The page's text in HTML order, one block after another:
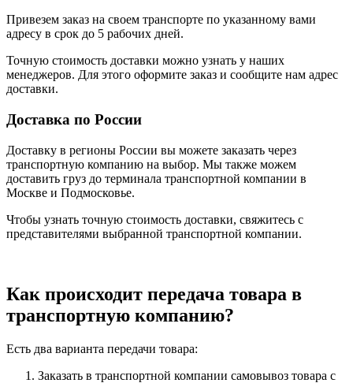
Привезем заказ на своем транспорте по указанному вами
адресу в срок до 5 рабочих дней.
Точную стоимость доставки можно узнать у наших
менеджеров. Для этого оформите заказ и сообщите нам адрес
доставки.
Доставка по России
Доставку в регионы России вы можете заказать через
транспортную компанию на выбор. Мы также можем
доставить груз до терминала транспортной компании в
Москве и Подмосковье.
Чтобы узнать точную стоимость доставки, свяжитесь с
представителями выбранной транспортной компании.
Как происходит передача товара в
транспортную компанию?
Есть два варианта передачи товара:
Заказать в транспортной компании самовывоз товара с